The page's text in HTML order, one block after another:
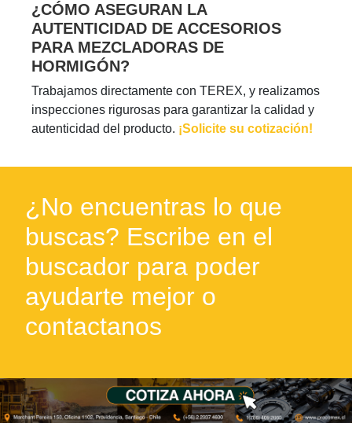
¿CÓMO ASEGURAN LA
AUTENTICIDAD DE ACCESORIOS
PARA MEZCLADORAS DE
HORMIGÓN?
Trabajamos directamente con TEREX, y realizamos
inspecciones rigurosas para garantizar la calidad y
autenticidad del producto. ¡Solicite su cotización!
¿No encuentras lo que
buscas? Escribe en el
buscador para poder
ayudarte mejor o
contactanos